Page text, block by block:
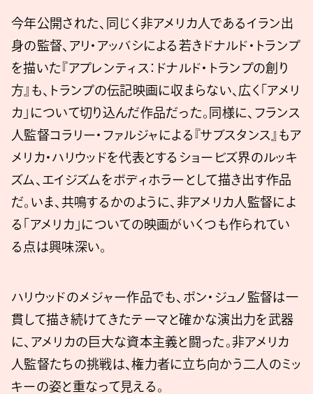
今年公開された、同じく非アメリカ人であるイラン出
身の監督、アリ・アッバシによる若きドナルド・トランプ
を描いた『アプレンティス：ドナルド・トランプの創り
方』も、トランプの伝記映画に収まらない、広く「アメリ
カ」について切り込んだ作品だった。同様に、フランス
人監督コラリー・ファルジャによる『サブスタンス』もア
メリカ・ハリウッドを代表とするショービズ界のルッキ
ズム、エイジズムをボディホラーとして描き出す作品
だ。いま、共鳴するかのように、非アメリカ人監督によ
る「アメリカ」についての映画がいくつも作られてい
る点は興味深い。
ハリウッドのメジャー作品でも、ポン・ジュノ監督は一
貫して描き続けてきたテーマと確かな演出力を武器
に、アメリカの巨大な資本主義と闘った。非アメリカ
人監督たちの挑戦は、権力者に立ち向かう二人のミッ
キーの姿と重なって見える。